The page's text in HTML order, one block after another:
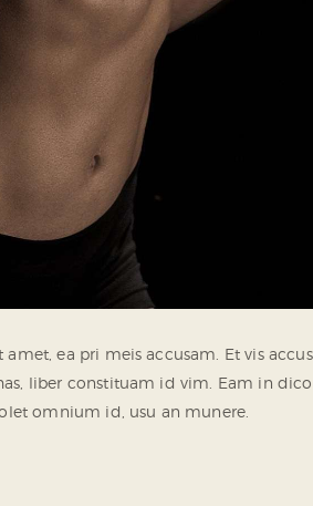
ea pri meis accusam. Et vis
liber constituam id vim. Eam in
omnium id, usu an munere.